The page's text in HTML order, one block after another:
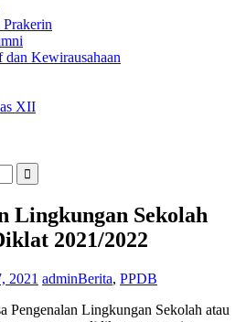
Kewirausahaan
XII
Lingkungan Sekolah
2021/2022
2021 adminBerita, PPDB
Pengenalan Lingkungan Sekolah atau